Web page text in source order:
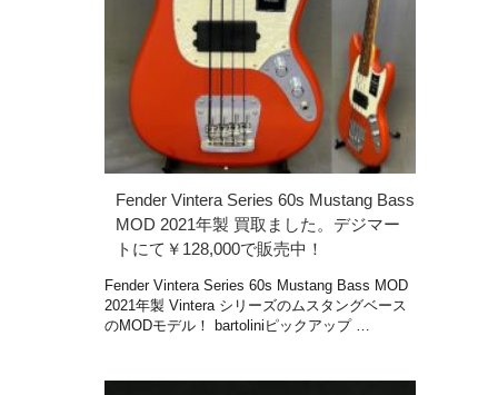
Fender Vintera Series 60s Mustang Bass
MOD 2021年製 買取ました。デジマー
トにて￥128,000で販売中！
Fender Vintera Series 60s Mustang Bass MOD
2021年製 Vintera シリーズのムスタングベース
のMODモデル！ bartoliniピックアップ …